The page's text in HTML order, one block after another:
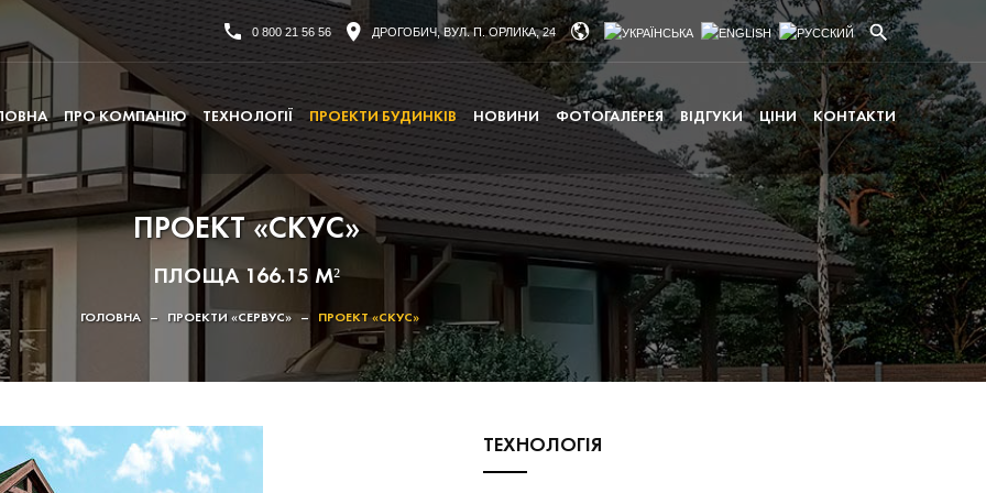
0 800 21 56 56 ДРОГОБИЧ, ВУЛ. П. ОРЛИКА, 24
ПРО КОМПАНІЮ ТЕХНОЛОГІЇ ПРОЕКТИ БУДИНКІВ НОВИНИ ФОТОГАЛЕРЕЯ ВІДГУКИ ЦІНИ КОНТАКТИ
ПРОЕКТ «СКУС»
ПЛОЩА 166.15 М²
ГОЛОВНА – ПРОЕКТИ «СЕРВУС» – ПРОЕКТ «СКУС»
ТЕХНОЛОГІЯ